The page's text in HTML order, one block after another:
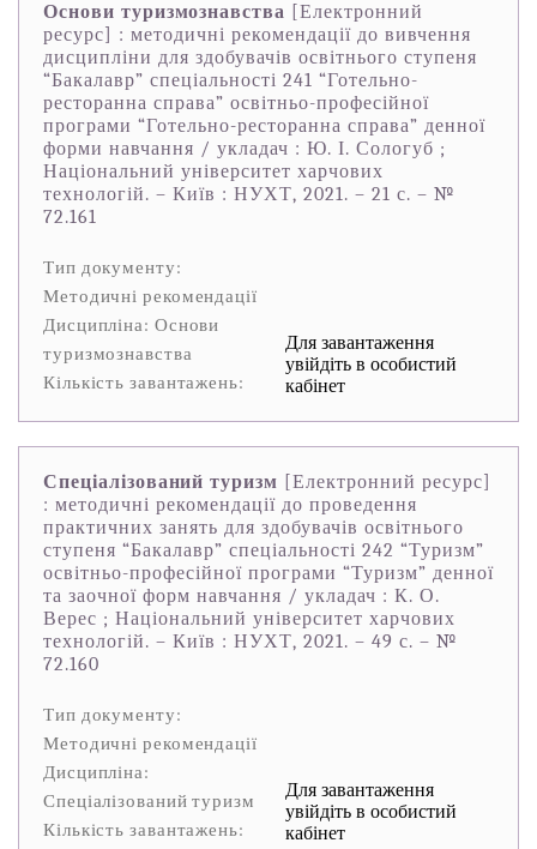
Основи туризмознавства [Електронний
ресурс] : методичні рекомендації до вивчення
дисципліни для здобувачів освітнього ступеня
“Бакалавр” спеціальності 241 “Готельно-
ресторанна справа” освітньо-професійної
програми “Готельно-ресторанна справа” денної
форми навчання / укладач : Ю. І. Сологуб ;
Національний університет харчових
технологій. – Київ : НУХТ, 2021. – 21 с. – №
72.161
Тип документу:
Методичні рекомендації
Дисципліна: Основи
туризмознавства
Кількість завантажень:
Для завантаження
увійдіть в особистий
кабінет
Спеціалізований туризм [Електронний ресурс]
: методичні рекомендації до проведення
практичних занять для здобувачів освітнього
ступеня “Бакалавр” спеціальності 242 “Туризм”
освітньо-професійної програми “Туризм” денної
та заочної форм навчання / укладач : К. О.
Верес ; Національний університет харчових
технологій. – Київ : НУХТ, 2021. – 49 с. – №
72.160
Тип документу:
Методичні рекомендації
Дисципліна:
Спеціалізований туризм
Кількість завантажень:
Для завантаження
увійдіть в особистий
кабінет